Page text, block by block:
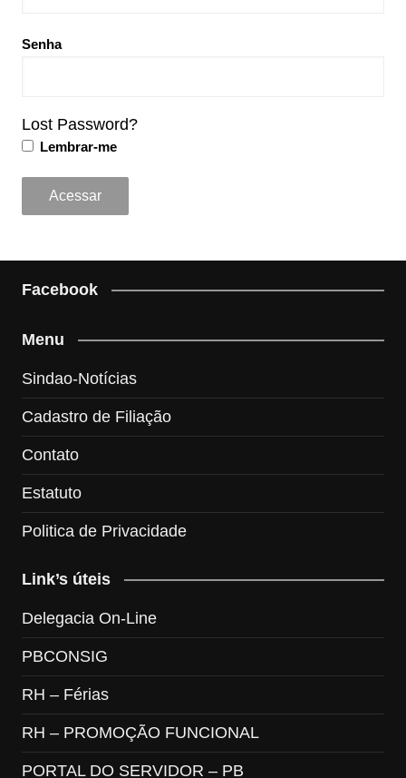
Senha
Lost Password?
Lembrar-me
Facebook
Menu
Sindao-Notícias
Cadastro de Filiação
Contato
Estatuto
Politica de Privacidade
Link’s úteis
Delegacia On-Line
PBCONSIG
RH – Férias
RH – PROMOÇÃO FUNCIONAL
PORTAL DO SERVIDOR – PB